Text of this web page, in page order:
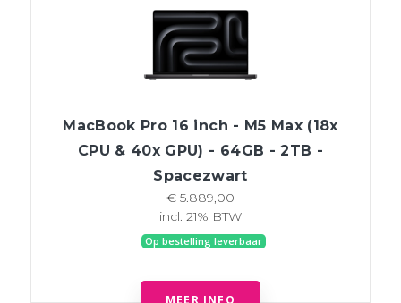
MacBook Pro 16 inch - M5 Max (18x
CPU & 40x GPU) - 64GB - 2TB -
Spacezwart
€ 5.889,00
incl. 21% BTW
Op bestelling leverbaar
MEER INFO